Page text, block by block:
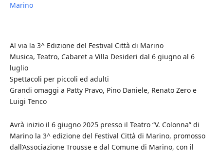
Marino
Al via la 3^ Edizione del Festival Città di Marino
Musica, Teatro, Cabaret a Villa Desideri dal 6 giugno al 6
luglio
Spettacoli per piccoli ed adulti
Grandi omaggi a Patty Pravo, Pino Daniele, Renato Zero e
Luigi Tenco
Avrà inizio il 6 giugno 2025 presso il Teatro “V. Colonna” di
Marino la 3^ edizione del Festival Città di Marino, promosso
dall’Associazione Trousse e dal Comune di Marino, con il